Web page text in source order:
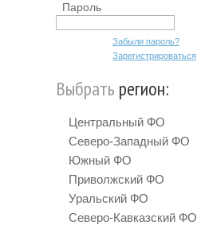
Пароль
Забыли пароль?
Зарегистрироваться
Выбрать регион:
Центральный ФО
Северо-Западный ФО
Южный ФО
Приволжский ФО
Уральский ФО
Северо-Кавказский ФО